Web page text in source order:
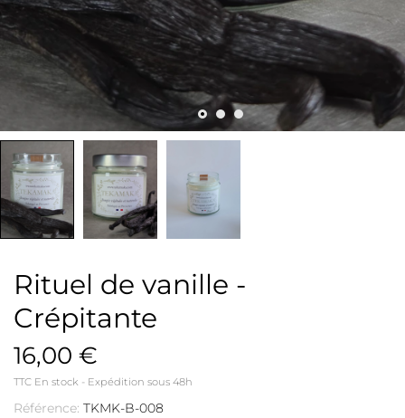
Rituel de vanille -
Crépitante
16,00 €
TTC En stock - Expédition sous 48h
Référence: TKMK-B-008